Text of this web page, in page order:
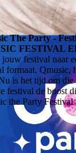
The Party -
FESTIVAL
festival naar
formaat. Qmusic,
is het tijd om
festival de boost
the Party